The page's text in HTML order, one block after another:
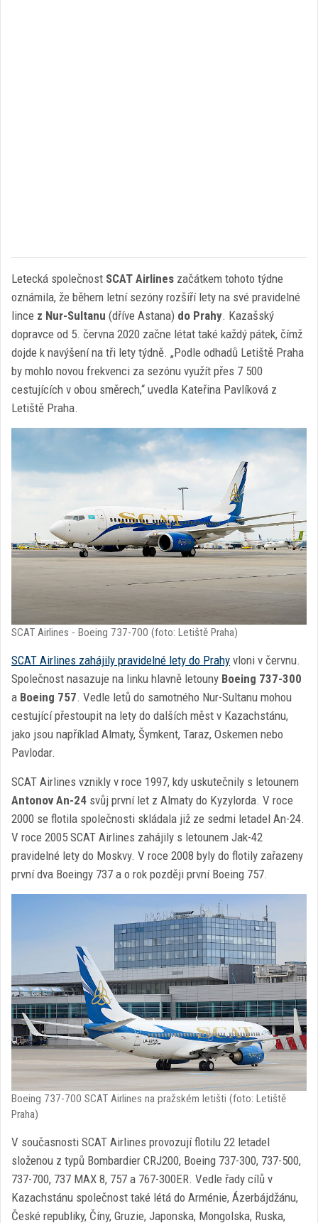
Letecká společnost SCAT Airlines začátkem tohoto týdne
oznámila, že během letní sezóny rozšíří lety na své pravidelné
lince z Nur-Sultanu (dříve Astana) do Prahy. Kazašský
dopravce od 5. června 2020 začne létat také každý pátek, čímž
dojde k navýšení na tři lety týdně. „Podle odhadů Letiště Praha
by mohlo novou frekvenci za sezónu využít přes 7 500
cestujících v obou směrech,“ uvedla Kateřina Pavlíková z
Letiště Praha.
SCAT Airlines - Boeing 737-700 (foto: Letiště Praha)
SCAT Airlines zahájily pravidelné lety do Prahy vloni v červnu.
Společnost nasazuje na linku hlavně letouny Boeing 737-300
a Boeing 757. Vedle letů do samotného Nur-Sultanu mohou
cestující přestoupit na lety do dalších měst v Kazachstánu,
jako jsou například Almaty, Šymkent, Taraz, Oskemen nebo
Pavlodar.
SCAT Airlines vznikly v roce 1997, kdy uskutečnily s letounem
Antonov An-24 svůj první let z Almaty do Kyzylorda. V roce
2000 se flotila společnosti skládala již ze sedmi letadel An-24.
V roce 2005 SCAT Airlines zahájily s letounem Jak-42
pravidelné lety do Moskvy. V roce 2008 byly do flotily zařazeny
první dva Boeingy 737 a o rok později první Boeing 757.
Boeing 737-700 SCAT Airlines na pražském letišti (foto: Letiště
Praha)
V současnosti SCAT Airlines provozují flotilu 22 letadel
složenou z typů Bombardier CRJ200, Boeing 737-300, 737-500,
737-700, 737 MAX 8, 757 a 767-300ER. Vedle řady cílů v
Kazachstánu společnost také létá do Arménie, Ázerbájdžánu,
České republiky, Číny, Gruzie, Japonska, Mongolska, Ruska,